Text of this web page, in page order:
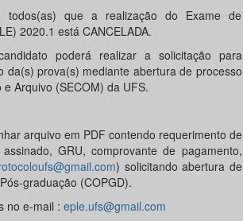
que a realização do Exame de
2020.1 está CANCELADA.
poderá realizar a solicitação para
da(s) prova(s) mediante abertura de processo
Arquivo (SECOM) da UFS.
arquivo em PDF contendo requerimento de
GRU, comprovante de pagamento,
) solicitando abertura de
graduação (COPGD).
no e-mail : eple.ufs@gmail.com